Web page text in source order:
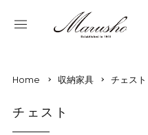
Home 収納家具 チェスト
チェスト